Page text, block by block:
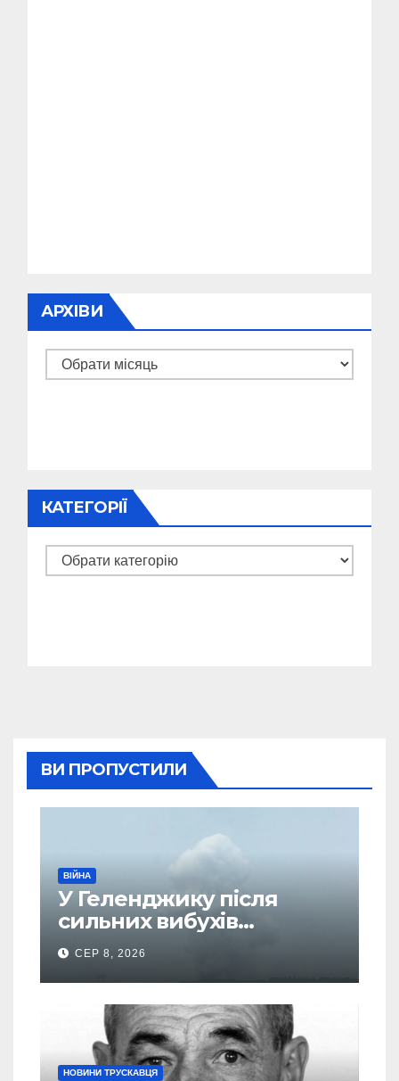
АРХІВИ
Архіви
КАТЕГОРІЇ
Категорії
ВИ ПРОПУСТИЛИ
ВІЙНА
У Геленджику після
сильних вибухів
почалася масова
евакуація
СЕР 8, 2026
НОВИНИ ТРУСКАВЦЯ